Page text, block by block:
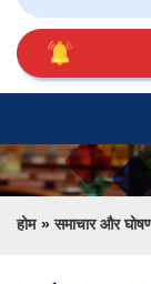
होम
के
बारे
होम समाचार और